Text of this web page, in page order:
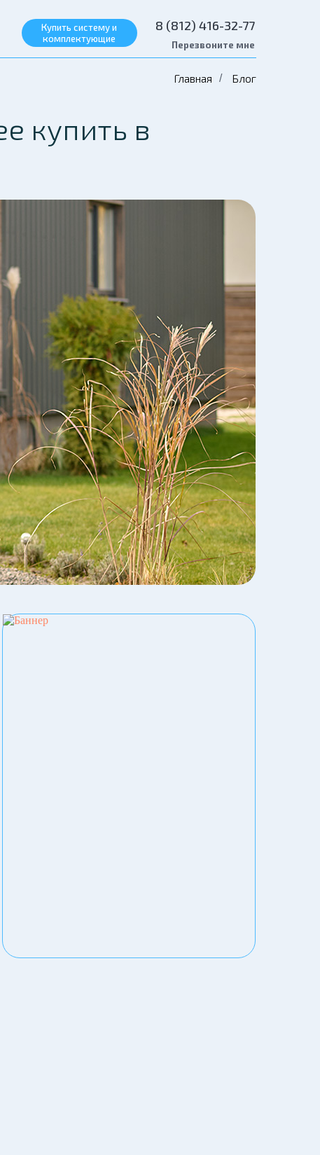
Купить систему и
комплектующие
8 (812) 416-32-77
Перезвоните мне
Главная / Блог
купить в